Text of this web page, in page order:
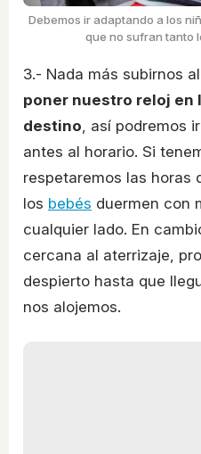
Debemos ir adaptando a los
que no sufran tanto
3.- Nada más subirnos
poner nuestro reloj en
destino, así podremos
antes al horario. Si
respetaremos las horas
los bebés duermen con
cualquier lado. En
cercana al aterrizaje,
despierto hasta que
nos alojemos.